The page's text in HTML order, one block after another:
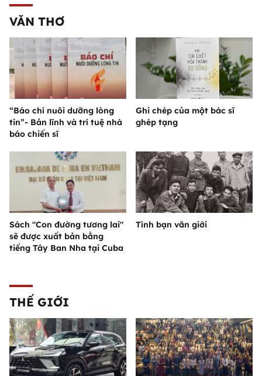
VĂN THƠ
“Báo chí nuôi dưỡng lòng
tin”- Bản lĩnh và trí tuệ nhà
báo chiến sĩ
Ghi chép của một bác sĩ
ghép tạng
Sách "Con đường tương lai"
sẽ được xuất bản bằng
tiếng Tây Ban Nha tại Cuba
Tình bạn văn giới
THẾ GIỚI